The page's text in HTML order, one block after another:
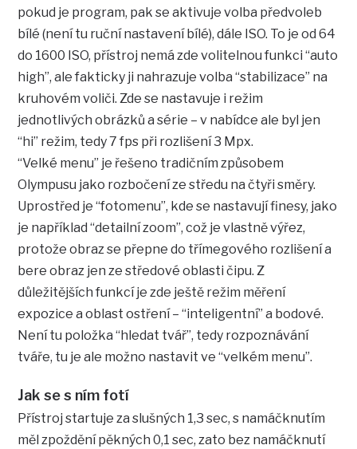
pokud je program, pak se aktivuje volba předvoleb
bílé (není tu ruční nastavení bílé), dále ISO. To je od 64
do 1600 ISO, přístroj nemá zde volitelnou funkci “auto
high”, ale fakticky ji nahrazuje volba “stabilizace” na
kruhovém voliči. Zde se nastavuje i režim
jednotlivých obrázků a série – v nabídce ale byl jen
“hi” režim, tedy 7 fps při rozlišení 3 Mpx.
“Velké menu” je řešeno tradičním způsobem
Olympusu jako rozbočení ze středu na čtyři směry.
Uprostřed je “fotomenu”, kde se nastavují finesy, jako
je například “detailní zoom”, což je vlastně výřez,
protože obraz se přepne do třímegového rozlišení a
bere obraz jen ze středové oblasti čipu. Z
důležitějších funkcí je zde ještě režim měření
expozice a oblast ostření – “inteligentní” a bodové.
Není tu položka “hledat tvář”, tedy rozpoznávání
tváře, tu je ale možno nastavit ve “velkém menu”.
Jak se s ním fotí
Přístroj startuje za slušných 1,3 sec, s namáčknutím
měl zpoždění pěkných 0,1 sec, zato bez namáčknutí